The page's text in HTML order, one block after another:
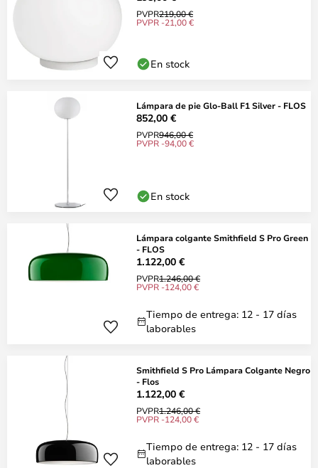
PVPR219,00 €
PVPR -21,00 €
En stock
Lámpara de pie Glo-Ball F1 Silver - FLOS
852,00 €
PVPR946,00 €
PVPR -94,00 €
En stock
Lámpara colgante Smithfield S Pro Green
- FLOS
1.122,00 €
PVPR1.246,00 €
PVPR -124,00 €
Tiempo de entrega: 12 - 17 días
laborables
Smithfield S Pro Lámpara Colgante Negro
- Flos
1.122,00 €
PVPR1.246,00 €
PVPR -124,00 €
Tiempo de entrega: 12 - 17 días
laborables